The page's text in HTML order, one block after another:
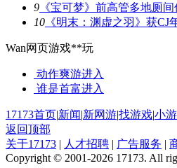
9 《宝可梦》前高管多地厕
10 《明末：渊虚之羽》获
Wan网页游戏**玩
动作爽游进入
谁是首富进入
17173首页|新闻|新网游|找游戏|小
返回顶部
关于17173 | 人才招聘 | 广告服务 |
Copyright © 2001-2026 17173. All